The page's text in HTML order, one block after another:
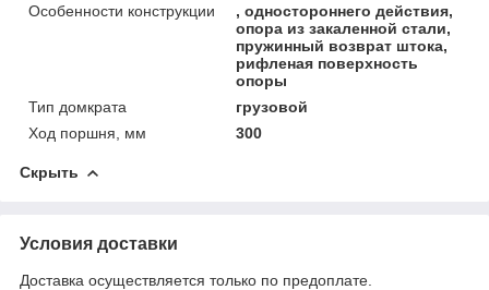
Особенности конструкции
, одностороннего действия,
опора из закаленной стали,
пружинный возврат штока,
рифленая поверхность
опоры
Тип домкрата
грузовой
Ход поршня, мм
300
Скрыть
Условия доставки
Доставка осуществляется только по предоплате.